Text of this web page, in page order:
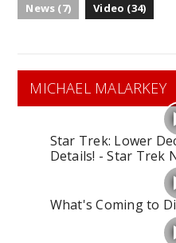
News (7) Video (34)
MICHAEL MALARKEY
Star Trek: Lower
Details! - Star Trek
What's Coming to